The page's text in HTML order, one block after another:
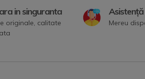
in singuranta
originale, calitate
Mereu